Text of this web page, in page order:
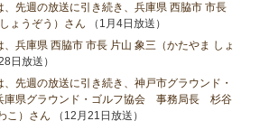
、先週の放送に引き続き、兵庫県 西脇市 市長
ょうぞう）さん （1月4日放送）
、兵庫県 西脇市 市長 片山 象三（かたやま しょ
日放送）
、先週の放送に引き続き、神戸市グラウンド・
庫県グラウンド・ゴルフ協会 事務局長 杉谷
こ）さん （12月21日放送）